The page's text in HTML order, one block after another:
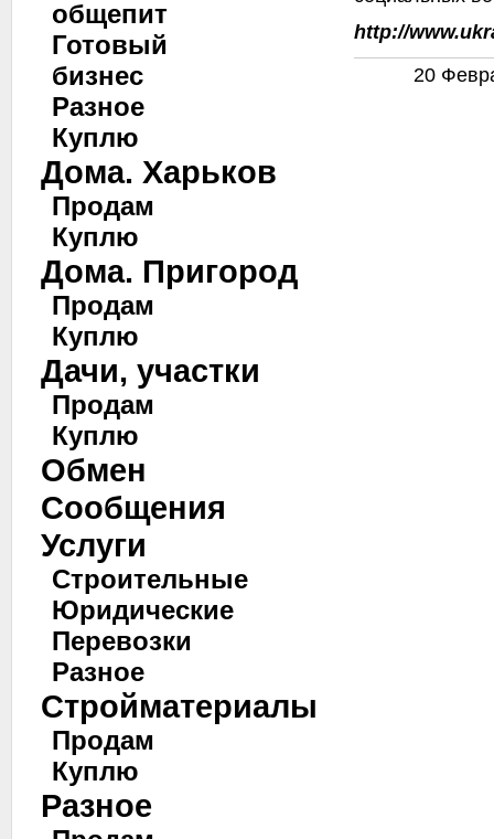
общепит
Готовый
бизнес
Разное
Куплю
Дома. Харьков
Продам
Куплю
Дома. Пригород
Продам
Куплю
Дачи, участки
Продам
Куплю
Обмен
Сообщения
Услуги
Строительные
Юридические
Перевозки
Разное
Стройматериалы
Продам
Куплю
Разное
http://
20